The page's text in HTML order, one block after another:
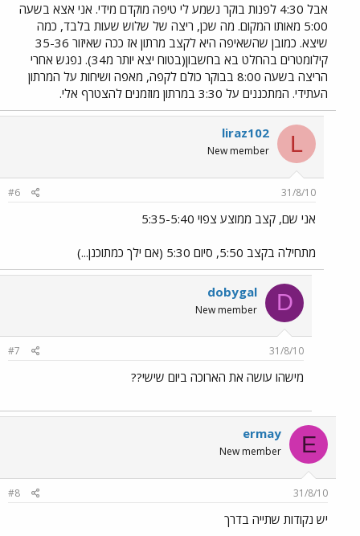
אבל 4:30 לפנות בוקר נשמע לי טיפה מוקדם מידי. אני אצא בשעה
5:00 מאותו המקום. מה שכן, ריצה של שלוש שעות בלבד, כמה
שיצא. כמובן שהשאיפה היא לקצב מרתון אז ככה שאיזור 35-36
קילומטרים בהחלט בא בחשבון(בטוח יצא יותר מ34). נפגש אחרי
הריצה בשעה 8:00 בבוקר כולם לקפה, מאפה ושיחות על המרתון
העתידי. המתכננים על 3:30 במרתון מוזמנים להצטרף אלי.
L
liraz102
New member
31/8/10
#6
אני שם, קצב ממוצע צפוי 5:35-5:40
מתחילה בקצב 5:50, סיום 5:30 (אם ילך כמתוכנן...)
D
dobygal
New member
31/8/10
#7
מישהו עושה את הארוכה ביום שישי??
E
ermay
New member
31/8/10
#8
יש נקודות שתייה בדרך